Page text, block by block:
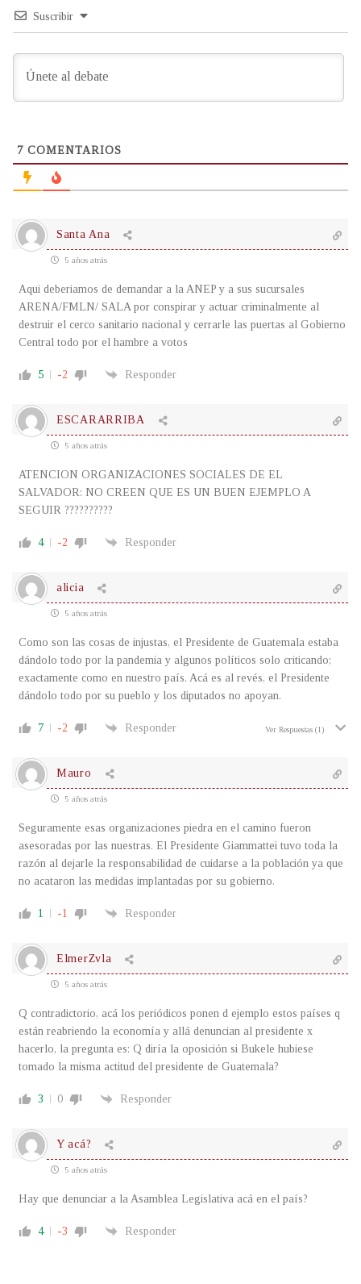
Suscribir
7 COMENTARIOS
Santa Ana
5 años atrás
Aqui deberiamos de demandar a la ANEP y a sus sucursales
ARENA/FMLN/ SALA por conspirar y actuar criminalmente al
destruir el cerco sanitario nacional y cerrarle las puertas al Gobierno
Central todo por el hambre a votos
5 -2 Responder
ESCARARRIBA
5 años atrás
ATENCION ORGANIZACIONES SOCIALES DE EL
SALVADOR: NO CREEN QUE ES UN BUEN EJEMPLO A
SEGUIR ??????????
4 -2 Responder
alicia
5 años atrás
Como son las cosas de injustas, el Presidente de Guatemala estaba
dándolo todo por la pandemia y algunos políticos solo criticando;
exactamente como en nuestro país. Acá es al revés, el Presidente
dándolo todo por su pueblo y los diputados no apoyan.
7 -2 Responder Ver Respuestas (1)
Mauro
5 años atrás
Seguramente esas organizaciones piedra en el camino fueron
asesoradas por las nuestras. El Presidente Giammattei tuvo toda la
razón al dejarle la responsabilidad de cuidarse a la población ya que
no acataron las medidas implantadas por su gobierno.
1 -1 Responder
ElmerZvla
5 años atrás
Q contradictorio, acá los periódicos ponen d ejemplo estos países q
están reabriendo la economía y allá denuncian al presidente x
hacerlo, la pregunta es: Q diría la oposición si Bukele hubiese
tomado la misma actitud del presidente de Guatemala?
3 0 Responder
Y acá?
5 años atrás
Hay que denunciar a la Asamblea Legislativa acá en el país?
4 -3 Responder